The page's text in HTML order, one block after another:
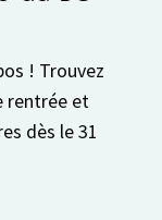
! Trouvez
rentrée et
dès le 31